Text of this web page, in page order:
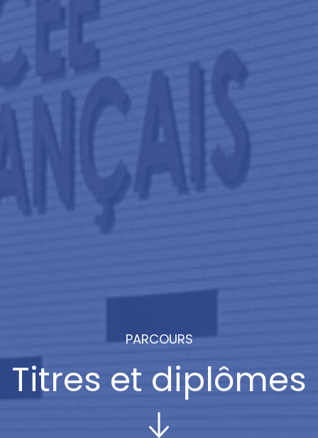
PARCOURS
Titres et diplômes